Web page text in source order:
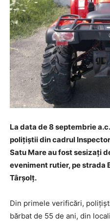
La data de 8 septembrie
polițiştii din cadrul
Satu Mare au fost sesizați
eveniment rutier, pe strada
Târșolț.
Din primele verificări,
bărbat de 55 de ani, din